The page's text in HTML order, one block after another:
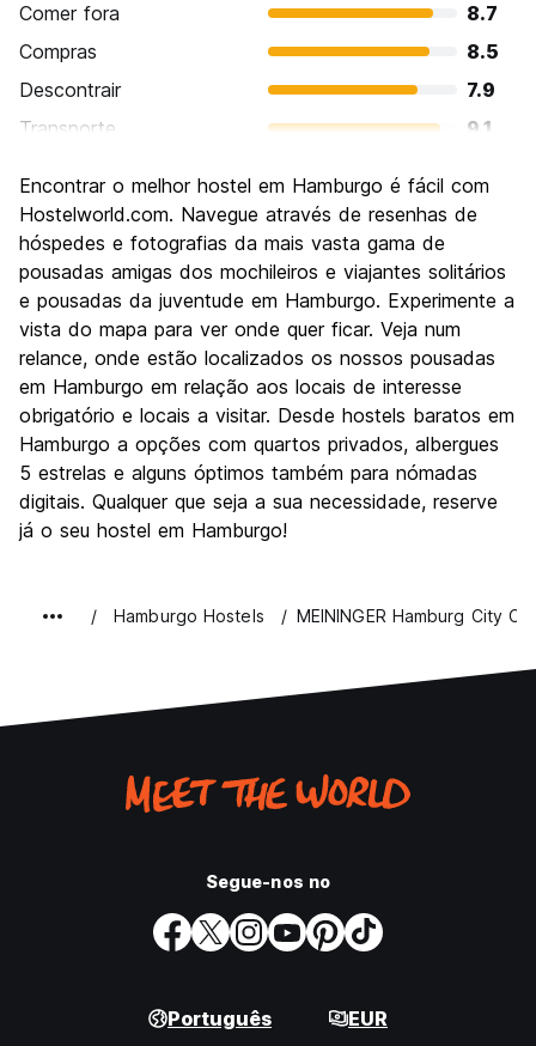
Comer fora
8.7
Compras
8.5
Descontrair
7.9
Transporte
9.1
Cultura
8.7
Festas / vida noturna
Custo-beneficio
7.6
Encontrar o melhor hostel em Hamburgo é fácil com
Hostelworld.com. Navegue através de resenhas de
hóspedes e fotografias da mais vasta gama de
pousadas amigas dos mochileiros e viajantes solitários
e pousadas da juventude em Hamburgo. Experimente a
vista do mapa para ver onde quer ficar. Veja num
relance, onde estão localizados os nossos pousadas
em Hamburgo em relação aos locais de interesse
obrigatório e locais a visitar. Desde hostels baratos em
Hamburgo a opções com quartos privados, albergues
5 estrelas e alguns óptimos também para nómadas
digitais. Qualquer que seja a sua necessidade, reserve
já o seu hostel em Hamburgo!
Hamburgo Hostels MEININGER Hamburg City
Segue-nos no
Português EUR